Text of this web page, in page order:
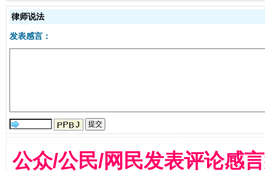
律师说法
发表感言：
公众/公民/网民发表评论感